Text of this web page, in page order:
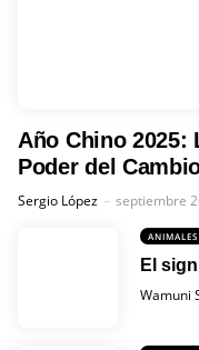
Año Chino 2025:
Poder del
Posted
Sergio López septiembre
El
Posted
Wamuni